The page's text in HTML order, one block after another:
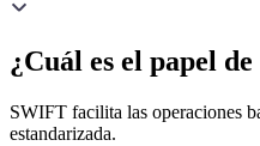
¿Cuál es el papel
SWIFT facilita las operaciones
estandarizada.